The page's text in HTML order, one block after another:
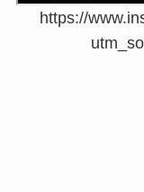
https://